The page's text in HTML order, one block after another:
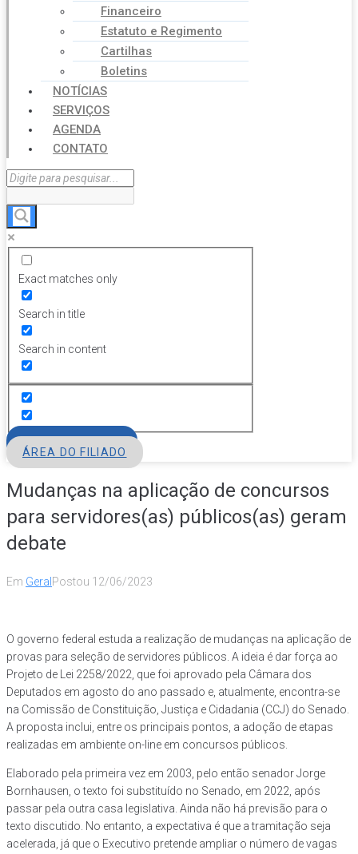
Financeiro
Estatuto e Regimento
Cartilhas
Boletins
NOTÍCIAS
SERVIÇOS
AGENDA
CONTATO
Exact matches only
Search in title
Search in content
ÁREA DO FILIADO
Mudanças na aplicação de concursos
para servidores(as) públicos(as) geram
debate
Em Geral Postou 12/06/2023
O governo federal estuda a realização de mudanças na aplicação de
provas para seleção de servidores públicos. A ideia é dar força ao
Projeto de Lei 2258/2022, que foi aprovado pela Câmara dos
Deputados em agosto do ano passado e, atualmente, encontra-se
na Comissão de Constituição, Justiça e Cidadania (CCJ) do Senado.
A proposta inclui, entre os principais pontos, a adoção de etapas
realizadas em ambiente on-line em concursos públicos.
Elaborado pela primeira vez em 2003, pelo então senador Jorge
Bornhausen, o texto foi substituído no Senado, em 2022, após
passar pela outra casa legislativa. Ainda não há previsão para o
texto discutido. No entanto, a expectativa é que a tramitação seja
acelerada, já que o Executivo pretende ampliar o número de vagas